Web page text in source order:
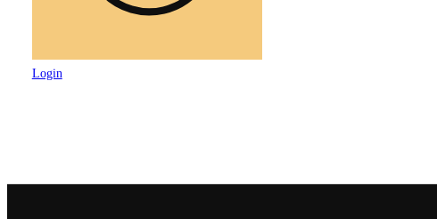
Login